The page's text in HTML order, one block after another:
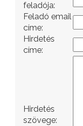
feladója:
Feladó email
címe:
Hirdetés
címe:
Hirdetés
szövege: